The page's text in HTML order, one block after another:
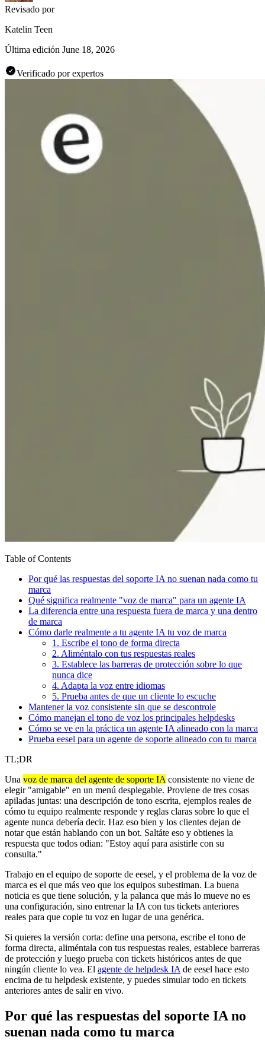
Revisado por
Katelin Teen
Última edición June 18, 2026
Verificado por expertos
Table of Contents
Por qué las respuestas del soporte IA no suenan nada como tu
marca
Qué significa realmente "voz de marca" para un agente IA
La diferencia entre una respuesta fuera de marca y una dentro
de marca
Cómo darle realmente a tu agente IA tu voz de marca
1. Escribe el tono de forma directa
2. Aliméntalo con tus respuestas reales
3. Establece las barreras de protección sobre lo que
nunca dice
4. Adapta la voz entre idiomas
5. Prueba antes de que un cliente lo escuche
Mantener la voz consistente sin que se descontrole
Cómo manejan el tono de voz los principales helpdesks
Cómo se ve en la práctica un agente IA alineado con la marca
Prueba eesel para un agente de soporte alineado con tu marca
TL;DR
Una voz de marca del agente de soporte IA consistente no viene de
elegir "amigable" en un menú desplegable. Proviene de tres cosas
apiladas juntas: una descripción de tono escrita, ejemplos reales de
cómo tu equipo realmente responde y reglas claras sobre lo que el
agente nunca debería decir. Haz eso bien y los clientes dejan de
notar que están hablando con un bot. Saltáte eso y obtienes la
respuesta que todos odian: "Estoy aquí para asistirle con su
consulta."
Trabajo en el equipo de soporte de eesel, y el problema de la voz de
marca es el que más veo que los equipos subestiman. La buena
noticia es que tiene solución, y la palanca que más lo mueve no es
una configuración, sino entrenar la IA con tus tickets anteriores
reales para que copie tu voz en lugar de una genérica.
Si quieres la versión corta: define una persona, escribe el tono de
forma directa, aliméntala con tus respuestas reales, establece barreras
de protección y luego prueba con tickets históricos antes de que
ningún cliente lo vea. El agente de helpdesk IA de eesel hace esto
encima de tu helpdesk existente, y puedes simular todo en tickets
anteriores antes de salir en vivo.
Por qué las respuestas del soporte IA no
suenan nada como tu marca